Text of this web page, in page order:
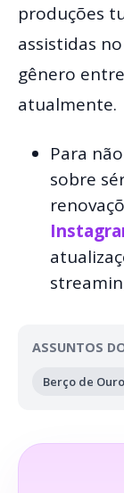
produções
assistidas
gênero
atualmente.
Para
sobre
ASSUNTOS
Berço de Ouro